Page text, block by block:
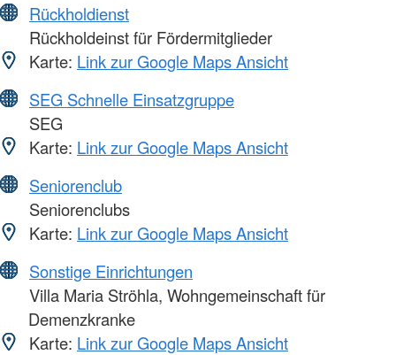
Rückholdienst
Rückholdeinst für Fördermitglieder
Karte: Link zur Google Maps Ansicht
SEG Schnelle Einsatzgruppe
SEG
Karte: Link zur Google Maps Ansicht
Seniorenclub
Seniorenclubs
Karte: Link zur Google Maps Ansicht
Sonstige Einrichtungen
Villa Maria Ströhla, Wohngemeinschaft für
Demenzkranke
Karte: Link zur Google Maps Ansicht